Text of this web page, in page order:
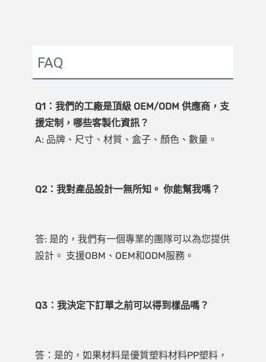
FAQ
Q1：我們的工廠是頂級 OEM/ODM 供應商，支
答: 是的，我們有一個專業的團隊可以為您提供
答：是的，如果材料是優質塑料材料PP塑料，